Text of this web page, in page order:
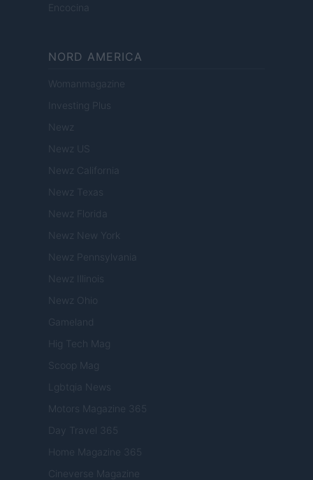
Encocina
NORD AMERICA
Womanmagazine
Investing Plus
Newz
Newz US
Newz California
Newz Texas
Newz Florida
Newz New York
Newz Pennsylvania
Newz Illinois
Newz Ohio
Gameland
Hig Tech Mag
Scoop Mag
Lgbtqia News
Motors Magazine 365
Day Travel 365
Home Magazine 365
Cineverse Magazine